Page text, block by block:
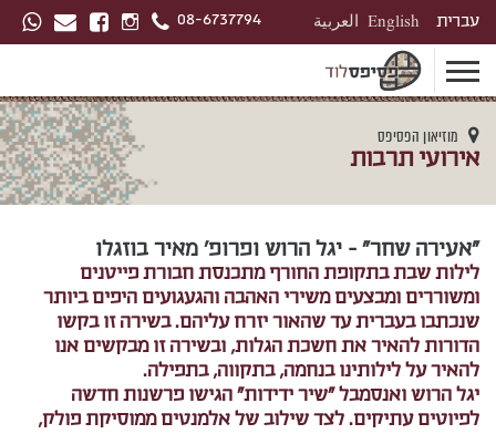
עברית English العربية 08-6737794
מוזיאון הפסיפס
אירועי תרבות
"אעירה שחר" - יגל הרוש ופרופ' מאיר בוזגלו
לילות שבת בתקופת החורף מתכנסת חבורת פייטנים
ומשוררים ומבצעים משירי האהבה והגעגועים היפים ביותר
שנכתבו בעברית עד שהאור יזרח עליהם. בשירה זו בקשו
הדורות להאיר את חשכת הגלות, ובשירה זו מבקשים אנו
להאיר על לילותינו בנחמה, בתקווה, בתפילה.
יגל הרוש ואנסמבל "שיר ידידות" הגישו פרשנות חדשה
לפיוטים עתיקים. לצד שילוב של אלמנטים ממוסיקת פולק,